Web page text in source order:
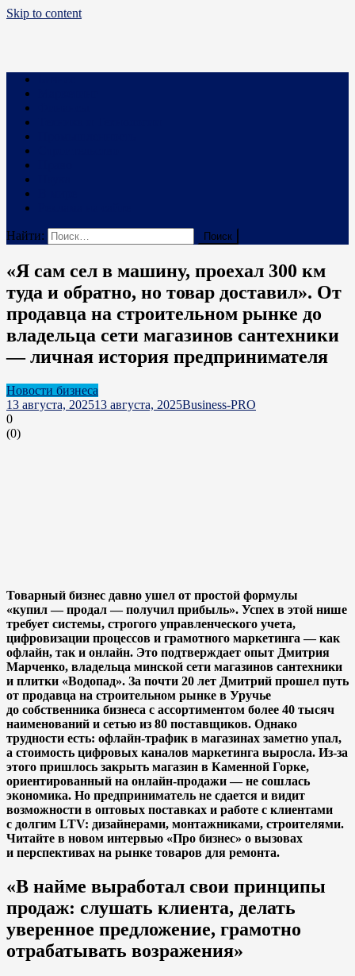
Skip to content
Business PRO
Новости про бизнес и не только
Найти:
«Я сам сел в машину, проехал 300 км
туда и обратно, но товар доставил». От
продавца на строительном рынке до
владельца сети магазинов сантехники
— личная история предпринимателя
Новости бизнеса
13 августа, 202513 августа, 2025Business-PRO
0
(0)
Товарный бизнес давно ушел от простой формулы
«купил — продал — получил прибыль». Успех в этой нише
требует системы, строгого управленческого учета,
цифровизации процессов и грамотного маркетинга — как
офлайн, так и онлайн. Это подтверждает опыт Дмитрия
Марченко, владельца минской сети магазинов сантехники
и плитки «Водопад». За почти 20 лет Дмитрий прошел путь
от продавца на строительном рынке в Уручье
до собственника бизнеса с ассортиментом более 40 тысяч
наименований и сетью из 80 поставщиков. Однако
трудности есть: офлайн-трафик в магазинах заметно упал,
а стоимость цифровых каналов маркетинга выросла. Из-за
этого пришлось закрыть магазин в Каменной Горке,
ориентированный на онлайн-продажи — не сошлась
экономика. Но предприниматель не сдается и видит
возможности в оптовых поставках и работе с клиентами
с долгим LTV: дизайнерами, монтажниками, строителями.
Читайте в новом интервью «Про бизнес» о вызовах
и перспективах на рынке товаров для ремонта.
«В найме выработал свои принципы
продаж: слушать клиента, делать
уверенное предложение, грамотно
отрабатывать возражения»